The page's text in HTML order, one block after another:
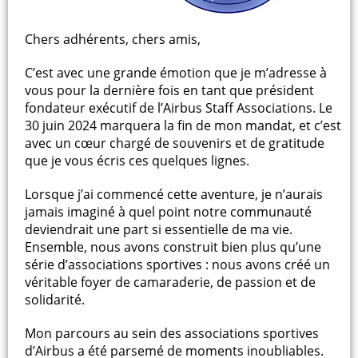
Chers adhérents, chers amis,
C’est avec une grande émotion que je m’adresse à
vous pour la dernière fois en tant que président
fondateur exécutif de l’Airbus Staff Associations. Le
30 juin 2024 marquera la fin de mon mandat, et c’est
avec un cœur chargé de souvenirs et de gratitude
que je vous écris ces quelques lignes.
Lorsque j’ai commencé cette aventure, je n’aurais
jamais imaginé à quel point notre communauté
deviendrait une part si essentielle de ma vie.
Ensemble, nous avons construit bien plus qu’une
série d’associations sportives : nous avons créé un
véritable foyer de camaraderie, de passion et de
solidarité.
Mon parcours au sein des associations sportives
d’Airbus a été parsemé de moments inoubliables.